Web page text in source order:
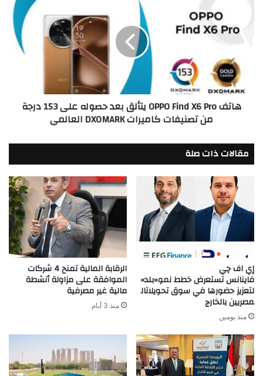
Pro
حصوله
على
تصنيفات
كاميرات
DXOMARK
العالمي
هاتف OPPO Find X6 Pro يتألق بعد حصوله على 153 درجة
من تصنيفات كاميرات DXOMARK العالمي
مقالات ذات صلة
إي اف چي
فاينانس تستعرض خطط نمو«بلد»
لتعزيز حضورها في سوق تحويلاتال
مصريين بالخارج
منذ يومين
الرقابة المالية تمنح 4 شركات
الموافقة على مزاولة أنشطة
مالية غير مصرفية
منذ 3 أيام